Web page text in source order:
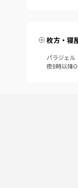
枚方・寝
パラジェル
夜8時以降